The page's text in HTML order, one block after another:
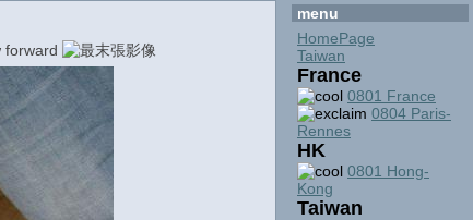
menu
HomePage
Taiwan
France
0801 France
0804 Paris-
Rennes
HK
0801 Hong-
Kong
Taiwan